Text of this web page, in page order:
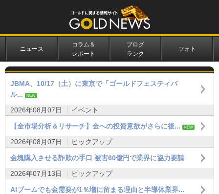
ニュース
コラム＆
レポート
ブログ
ランク
フォト
JBMA、10/17（土）に東京で「ゴールドフェスティバ
ル...
NEW
2026年08月07日 イベント
【金市場分析＆リサーチ】金への投資意欲がさらに後... NEW
2026年08月07日 ピックアップ
金塊購入させる詐欺の手口 被害60億円で業界に協力要請
2026年07月13日
ピックアップ
AIブームでも金需要が1％増に留まる理由と半導体業界...